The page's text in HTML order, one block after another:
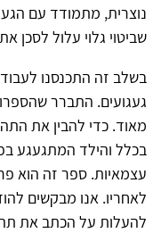
נוצרית, מתמודד עם
שביטוי גלוי עלול לסכן
בשלב זה התכנסנו
געגועים. התברר
מאוד. כדי להבין את
בכלל והילד המתגעגע
עצמאיות. ספר זה הוא
לאחריו. אנו מבקשים
להעלות על הכתב את